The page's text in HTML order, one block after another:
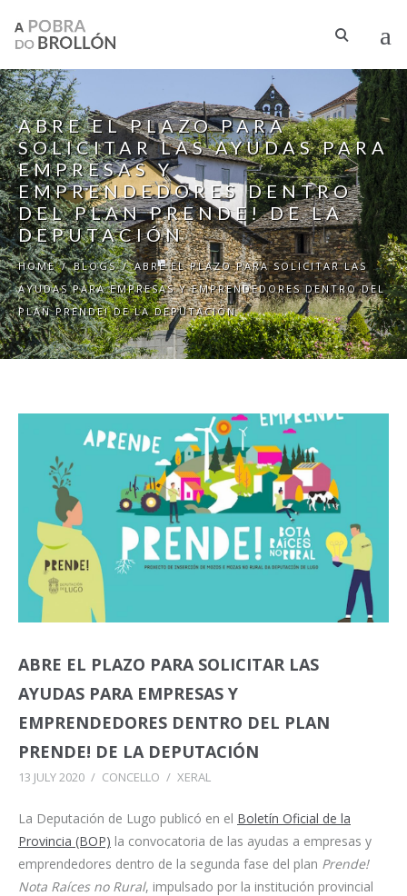
ABRE EL PLAZO PARA
SOLICITAR LAS AYUDAS PARA
EMPRESAS Y
EMPRENDEDORES DENTRO
DEL PLAN PRENDE! DE LA
DEPUTACIÓN
HOME / BLOGS / ABRE EL PLAZO PARA SOLICITAR LAS
AYUDAS PARA EMPRESAS Y EMPRENDEDORES DENTRO DEL
PLAN PRENDE! DE LA DEPUTACIÓN
ABRE EL PLAZO PARA SOLICITAR LAS
AYUDAS PARA EMPRESAS Y
EMPRENDEDORES DENTRO DEL PLAN
PRENDE! DE LA DEPUTACIÓN
13 JULY 2020 / CONCELLO / XERAL
La Deputación de Lugo publicó en el Boletín Oficial de la
Provincia (BOP) la convocatoria de las ayudas a empresas y
emprendedores dentro de la segunda fase del plan Prende!
Nota Raíces no Rural, impulsado por la institución provincial